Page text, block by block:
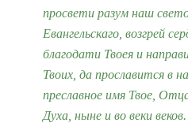
просвети разум наш
Евангельскаго, возгрей
благодати Твоея и
Твоих, да прославится в
преславное имя Твое,
Духа, ныне и во веки